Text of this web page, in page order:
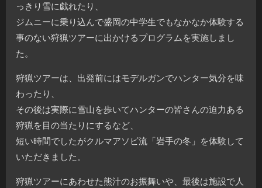
っきり雪に戯れたり、
ジムニーに乗り込んで盛岡の中学生でもなかなか体験する
事のない狩猟ツアーに出かけるプログラムを実施しまし
た。
狩猟ツアーは、出発前にはモデルガンでハンター気分を味
わったり、
その後は実際に雪山を歩いてハンターの皆さんの迫力ある
狩猟を目の当たりにするなど、
短い時間でしたがクルマアソビ流「岩手の冬」を体験して
いただきました。
狩猟ツアーにあわせた熊汁のお振舞いや、最後は施設で人